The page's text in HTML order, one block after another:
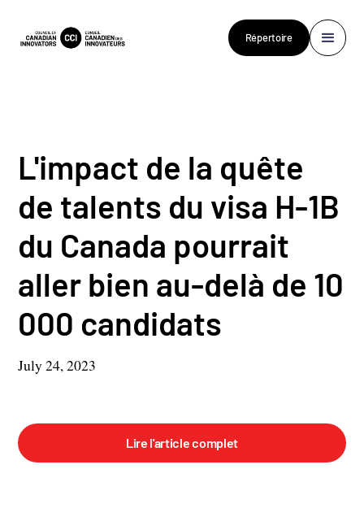
Répertoire
L'impact de la quête
de talents du visa H-1B
du Canada pourrait
aller bien au-delà de 10
000 candidats
July 24, 2023
Lire l'article complet